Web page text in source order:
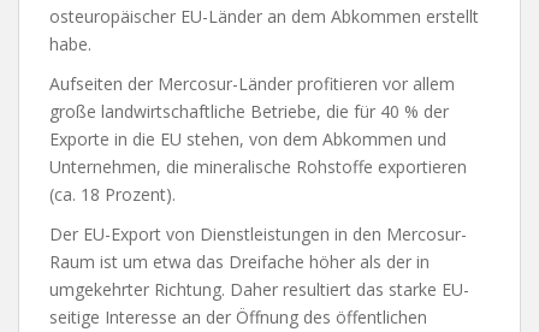
osteuropäischer EU-Länder an dem Abkommen erstellt
habe.
Aufseiten der Mercosur-Länder profitieren vor allem
große landwirtschaftliche Betriebe, die für 40 % der
Exporte in die EU stehen, von dem Abkommen und
Unternehmen, die mineralische Rohstoffe exportieren
(ca. 18 Prozent).
Der EU-Export von Dienstleistungen in den Mercosur-
Raum ist um etwa das Dreifache höher als der in
umgekehrter Richtung. Daher resultiert das starke EU-
seitige Interesse an der Öffnung des öffentlichen